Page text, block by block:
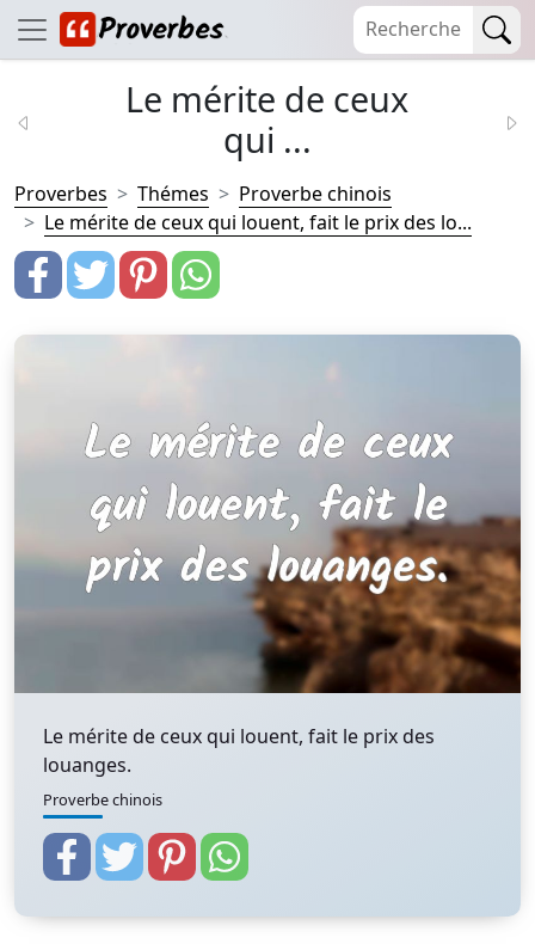
Le mérite de ceux
qui ...
Proverbes Thémes
Proverbe chinois
Le mérite de ceux qui louent, fait le prix des lo...
Le mérite de ceux qui louent, fait le prix des
louanges.
Proverbe chinois